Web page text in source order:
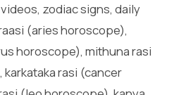
zodiac signs, daily
(aries horoscope),
horoscope), mithuna rasi
rasi (cancer